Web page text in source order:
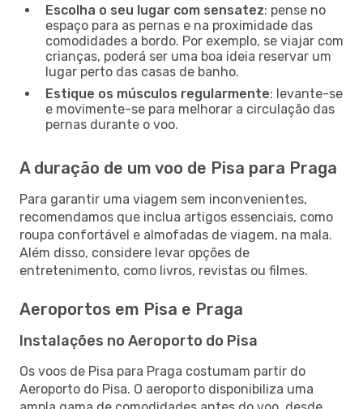
Escolha o seu lugar com sensatez: pense no
espaço para as pernas e na proximidade das
comodidades a bordo. Por exemplo, se viajar com
crianças, poderá ser uma boa ideia reservar um
lugar perto das casas de banho.
Estique os músculos regularmente: levante-se
e movimente-se para melhorar a circulação das
pernas durante o voo.
A duração de um voo de Pisa para Praga
Para garantir uma viagem sem inconvenientes,
recomendamos que inclua artigos essenciais, como
roupa confortável e almofadas de viagem, na mala.
Além disso, considere levar opções de
entretenimento, como livros, revistas ou filmes.
Aeroportos em Pisa e Praga
Instalações no Aeroporto do Pisa
Os voos de Pisa para Praga costumam partir do
Aeroporto do Pisa. O aeroporto disponibiliza uma